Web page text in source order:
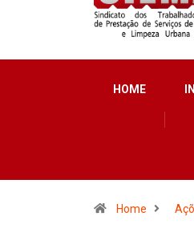
HOME
Home